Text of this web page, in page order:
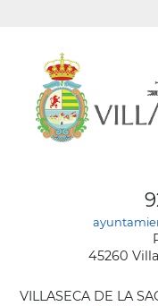
45260
VILLASECA DE LA